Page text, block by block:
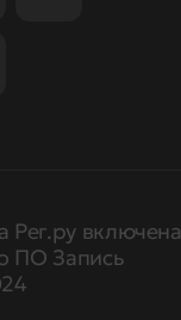
включена
ПО Запись